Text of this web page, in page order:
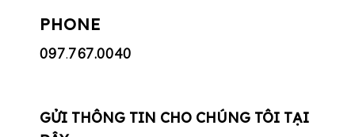
PHONE
097.767.0040
GỬI THÔNG TIN CHO CHÚNG TÔI TẠI